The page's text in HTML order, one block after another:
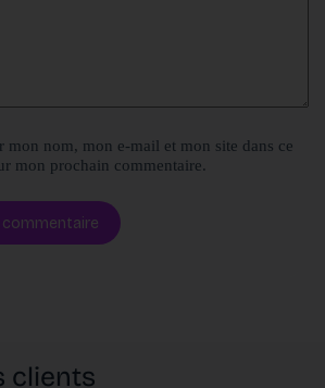
mon nom, mon e-mail et mon site dans ce
mon prochain commentaire.
commentaire
clients